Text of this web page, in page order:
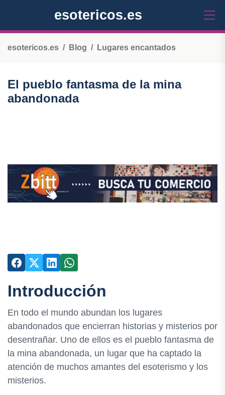
esotericos.es
esotericos.es Blog Lugares encantados
El pueblo fantasma de la mina
abandonada
Introducción
En todo el mundo abundan los lugares
abandonados que encierran historias y misterios por
desentrañar. Uno de ellos es el pueblo fantasma de
la mina abandonada, un lugar que ha captado la
atención de muchos amantes del esoterismo y los
misterios.